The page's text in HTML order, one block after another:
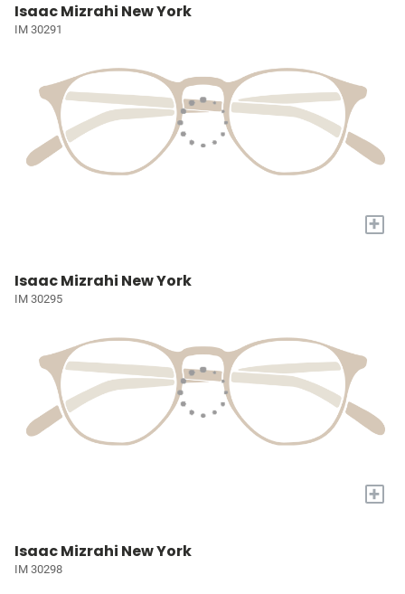
Isaac Mizrahi New York
IM 30291
+
Isaac Mizrahi New York
IM 30295
+
Isaac Mizrahi New York
IM 30298